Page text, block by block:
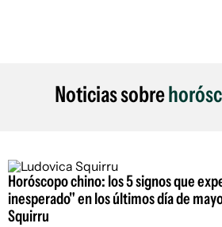
Noticias sobre
Horóscopo chino: los 5 signos que
inesperado" en los últimos día de
Squirru